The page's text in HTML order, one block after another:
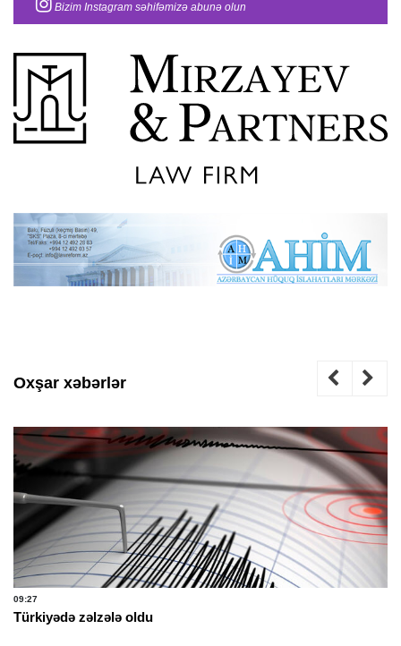
Bizim Instagram səhifəmizə abunə olun
Oxşar xəbərlər
09:27
Türkiyədə zəlzələ oldu